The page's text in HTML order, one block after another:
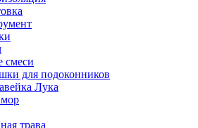
смеси
для подоконников
Лука
трава